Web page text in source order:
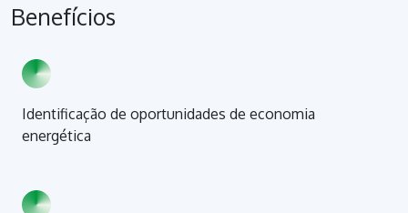
Benefícios
Identificação de oportunidades de economia
energética